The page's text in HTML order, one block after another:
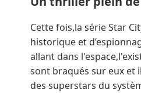
Cette fois,la série Star
historique et
allant dans
sont braqués sur eux et
des superstars du